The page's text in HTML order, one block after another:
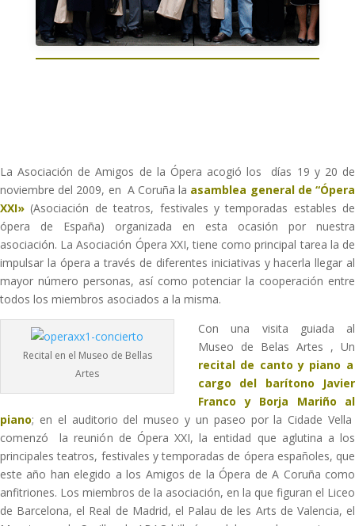
La Asociación de Amigos de la Ópera acogió los días 19 y 20 de
noviembre del 2009, en A Coruña la asamblea general de “Ópera
XXI» (Asociación de teatros, festivales y temporadas estables de
ópera de España) organizada en esta ocasión por nuestra
asociación. La Asociación Ópera XXI, tiene como principal tarea la de
impulsar la ópera a través de diferentes iniciativas y hacerla llegar al
mayor número personas, así como potenciar la cooperación entre
todos los miembros asociados a la misma.
Recital en el Museo de Bellas
Artes
Con una visita guiada al
Museo de Belas Artes , Un
recital de canto y piano a
cargo del barítono Javier
Franco y Borja Mariño al
piano; en el auditorio del museo y un paseo por la Cidade Vella
comenzó la reunión de Ópera XXI, la entidad que aglutina a los
principales teatros, festivales y temporadas de ópera españoles, que
este año han elegido a los Amigos de la Ópera de A Coruña como
anfitriones. Los miembros de la asociación, en la que figuran el Liceo
de Barcelona, el Real de Madrid, el Palau de les Arts de Valencia, el